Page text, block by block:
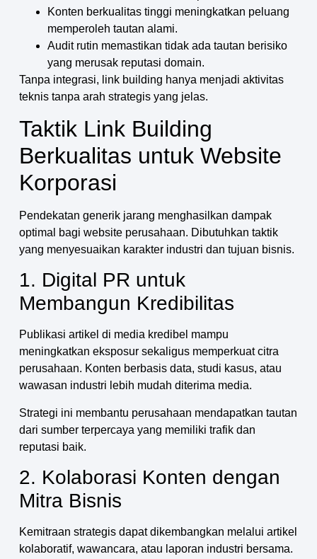
Konten berkualitas tinggi meningkatkan peluang
memperoleh tautan alami.
Audit rutin memastikan tidak ada tautan berisiko
yang merusak reputasi domain.
Tanpa integrasi, link building hanya menjadi aktivitas
teknis tanpa arah strategis yang jelas.
Taktik Link Building
Berkualitas untuk Website
Korporasi
Pendekatan generik jarang menghasilkan dampak
optimal bagi website perusahaan. Dibutuhkan taktik
yang menyesuaikan karakter industri dan tujuan bisnis.
1. Digital PR untuk
Membangun Kredibilitas
Publikasi artikel di media kredibel mampu
meningkatkan eksposur sekaligus memperkuat citra
perusahaan. Konten berbasis data, studi kasus, atau
wawasan industri lebih mudah diterima media.
Strategi ini membantu perusahaan mendapatkan tautan
dari sumber terpercaya yang memiliki trafik dan
reputasi baik.
2. Kolaborasi Konten dengan
Mitra Bisnis
Kemitraan strategis dapat dikembangkan melalui artikel
kolaboratif, wawancara, atau laporan industri bersama.